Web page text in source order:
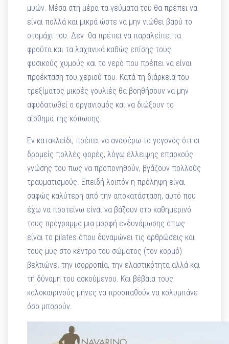
μυών. Μέσα στη μέρα τα γεύματα του θα πρέπει να
είναι πολλά και μικρά ώστε να μην νιώθει βαρύ το
στομάχι του. Δεν θα πρέπει να παραλείπει τα
φρούτα και τα λαχανικά καθώς επίσης τους
φυσικούς χυμούς και το νερό που πρέπει να είναι
προέκταση του χεριού του. Κατά τη διάρκεια του
τρεξίματος μικρές γουλιές θα βοηθήσουν να μην
αφυδατωθεί ο οργανισμός και να διώξουν το
αίσθημα της κόπωσης.
Εν κατακλείδι, πρέπει να αναφέρω το γεγονός ότι οι
δρομείς πολλές φορές, λόγω έλλειψης επαρκούς
γνώσης του πως να προπονηθούν, βγάζουν πολλούς
τραυματισμούς. Επειδή λοιπόν η πρόληψη είναι
σαφώς καλύτερη από την αποκατάσταση, αυτό που
έχω να προτείνω είναι να βάζουν στο καθημερινό
τους πρόγραμμα μια μορφή ενδυνάμωσης όπως
είναι το pilates όπου δυναμώνει τις αρθρώσεις και
τους μυς στο κέντρο του σώματος (τον κορμό)
βελτιώνει την ισορροπία, την ελαστικότητα αλλά και
τη δύναμη του ασκούμενου. Και βέβαια τους
καλοκαιρινούς μήνες να προσπαθούν να κολυμπάνε
όσο μπορούν.